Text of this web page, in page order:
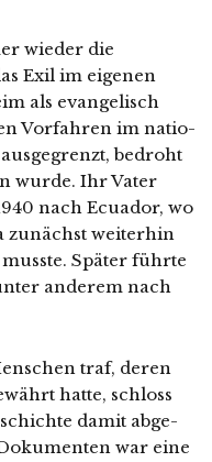
wie­der die
Exil im eige­nen
als evan­ge­lisch
Vorfahren im natio­
bedroht
wur­de. Ihr Vater
nach Ecuador, wo
zunächst wei­ter­hin
Später führ­te
ande­rem nach
traf, deren
hat­te, schloss
damit abge­
war eine